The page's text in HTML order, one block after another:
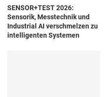
SENSOR+TEST 2026:
Sensorik, Messtechnik und
Industrial AI verschmelzen zu
intelligenten Systemen